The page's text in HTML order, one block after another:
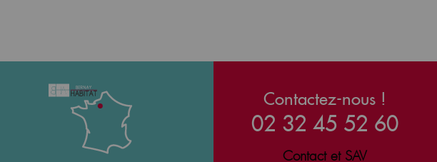
Contactez-nous !
02 32 45 52 60
Contact et SAV